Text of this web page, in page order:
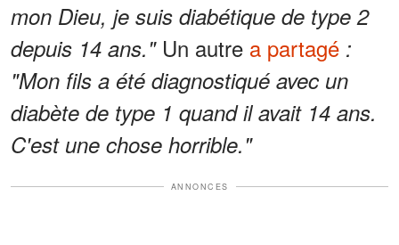
mon Dieu, je suis diabétique de type 2
depuis 14 ans."Un autre a partagé :
"Mon fils a été diagnostiqué avec un
diabète de type 1 quand il avait 14 ans.
C'est une chose horrible."
ANNONCES